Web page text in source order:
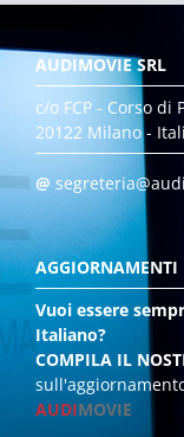
AUDIMOVIE SRL
c/o FCP - Corso di
20122 Milano -
@
Vuoi essere
Italiano?
COMPILA IL
AUDIMOVIE